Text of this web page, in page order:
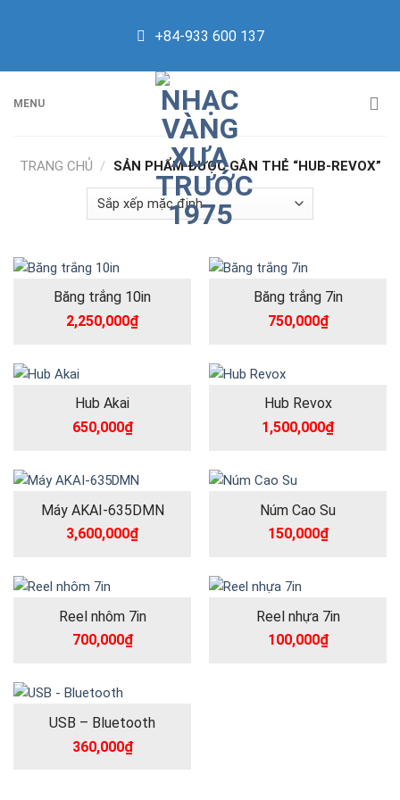
+84-933 600 137
MENU
TRANG CHỦ / SẢN PHẨM ĐƯỢC GẮN THẺ “HUB-REVOX”
Băng trắng 10in
2,250,000₫
Băng trắng 7in
750,000₫
Hub Akai
650,000₫
Hub Revox
1,500,000₫
Máy AKAI-635DMN
3,600,000₫
Núm Cao Su
150,000₫
Reel nhôm 7in
700,000₫
Reel nhựa 7in
100,000₫
USB – Bluetooth
360,000₫